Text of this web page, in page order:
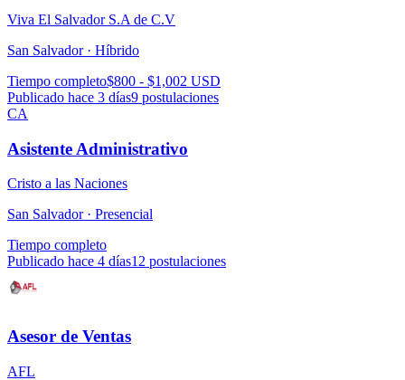
Viva El Salvador S.A de C.V
San Salvador · Híbrido
Tiempo completo$800 - $1,002 USD
Publicado hace 3 días9 postulaciones
CA
Asistente Administrativo
Cristo a las Naciones
San Salvador · Presencial
Tiempo completo
Publicado hace 4 días12 postulaciones
Asesor de Ventas
AFL